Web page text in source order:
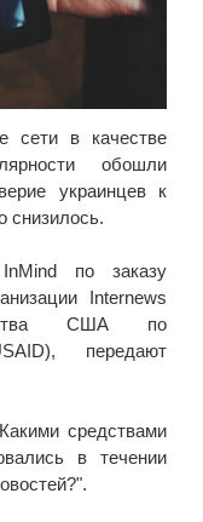
сети в качестве
обошли
украинцев к
снизилось.
по заказу
Internews
США по
передают
средствами
в течении